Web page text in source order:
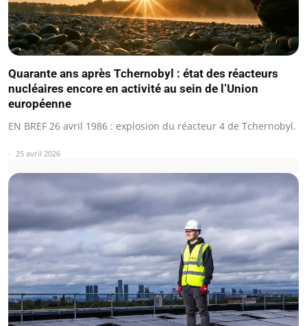
Quarante ans après Tchernobyl : état des réacteurs
nucléaires encore en activité au sein de l’Union
européenne
EN BREF 26 avril 1986 : explosion du réacteur 4 de Tchernobyl.
25 avril 2026